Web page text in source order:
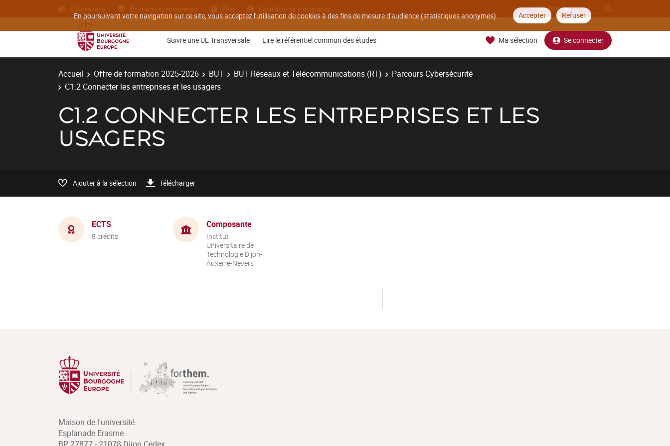
En poursuivant votre navigation sur ce site, vous acceptez l'utilisation de cookies à des fins de mesure d'audience (statistiques anonymes). Accepter Refuser
Bibliothèque Etudiants internationaux Plan Candidatures inscriptions
Suivre une UE Transversale Lire le référentiel commun des études Ma sélection Se connecter
Accueil Offre de formation 2025-2026 BUT BUT Réseaux et Télécommunications (RT)
Parcours Cybersécurité
C1.2 Connecter les entreprises et les usagers
C1.2 CONNECTER LES ENTREPRISES ET LES
USAGERS
Ajouter à la sélection Télécharger
ECTS
8 crédits
Composante
Institut
Universitaire de
Technologie Dijon-
Auxerre-Nevers
Maison de l'université
Esplanade Erasme